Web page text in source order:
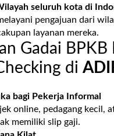
seluruh kota di
pengajuan dari
layanan mereka.
Gadai BPKB
di
bagi Pekerja Informal
online, pedagang kecil,
memiliki slip gaji.